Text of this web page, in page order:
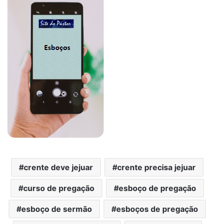
crente deve jejuar crente precisa jejuar
curso de pregação esboço de pregação
esboço de sermão esboços de pregação